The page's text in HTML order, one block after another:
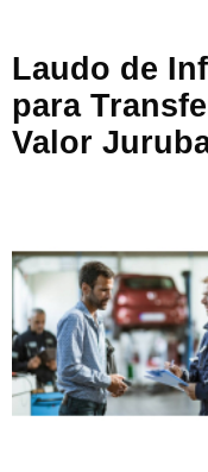
Laudo de
para
Valor